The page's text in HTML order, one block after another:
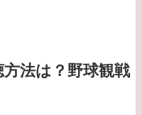
法は？野球観戦